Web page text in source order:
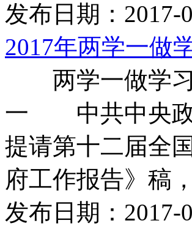
发布日期：2017-
2017年两学一做
两学一做学习
一 中共中央政
提请第十二届全
府工作报告》稿
发布日期：2017-